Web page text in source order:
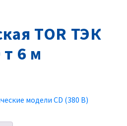
TOR ТЭК
т 6 м
модели CD (380 В)